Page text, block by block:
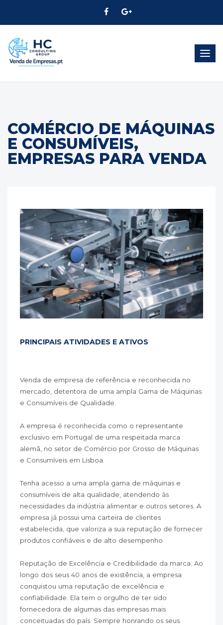
COMÉRCIO DE MÁQUINAS
E CONSUMÍVEIS,
EMPRESAS PARA VENDA
PRINCIPAIS ATIVIDADES E ATIVOS
Venda de empresa de referência e reconhecida no
mercado, detentora de uma ampla Gama de Máquinas
e Consumíveis de Qualidade.
A empresa é reconhecida como o representante
exclusivo em Portugal de uma respeitada marca
alemã, no setor de Comércio por Grosso de Máquinas
e Consumíveis em Lisboa.
Tenha acesso a uma ampla gama de máquinas e
consumíveis de alta qualidade, atendendo às
necessidades da indústria alimentar e outros setores. A
empresa já possui uma carteira de clientes
estabelecida, que valoriza a sua reputação de fornecer
produtos confiáveis e de alto desempenho.
Reputação de Excelência e Credibilidade da marca. Ao
longo dos seus 40 anos de existência, a empresa
conquistou uma reputação de excelência e
confiabilidade. Ela tem o orgulho de ter sido
fornecedora de algumas das empresas mais
conceituadas do país. Sempre honrando os seus